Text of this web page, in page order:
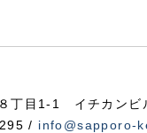
丁目1-1 イチカンビ
/ info@sapporo-